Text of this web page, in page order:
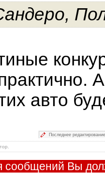
авто
Последнее
сообщений Вы